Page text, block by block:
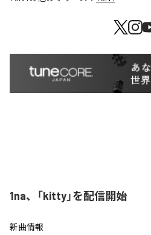
1na、「kitty」を配信開始
新曲情報